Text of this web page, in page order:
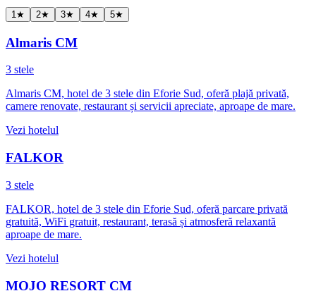
1 ★ 2★ 3★ 4★ 5★
Almaris CM
3 stele
Almaris CM, hotel de 3 stele din Eforie Sud, oferă plajă privată,
camere renovate, restaurant și servicii apreciate, aproape de mare.
Vezi hotelul
FALKOR
3 stele
FALKOR, hotel de 3 stele din Eforie Sud, oferă parcare privată
gratuită, WiFi gratuit, restaurant, terasă și atmosferă relaxantă
aproape de mare.
Vezi hotelul
MOJO RESORT CM